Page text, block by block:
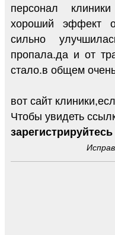
персонал
хороший эффект
сильно
пропала.да и от
стало.в общем
вот сайт
Чтобы увидеть
зарегистрируйтесь